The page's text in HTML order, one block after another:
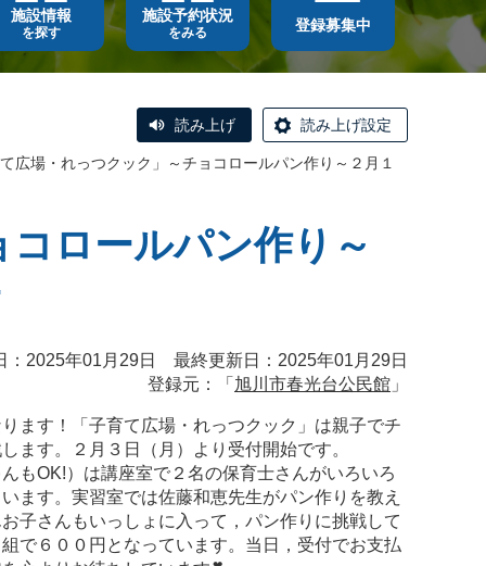
施設情報
を探す
施設予約状況
をみる 登録募集中
読み上げ 読み上げ設定
広場・れっつクック」～チョコロールパン作り～２月１
ロールパン作り～
：2025年01月29日 最終更新日：2025年01月29日
登録元：「 旭川市春光台公民館 」
す！「子育て広場・れっつクック」は親子でチ
ます。２月３日（月）より受付開始です。
もOK!）は講座室で２名の保育士さんがいろいろ
ます。実習室では佐藤和恵先生がパン作りを教え
子さんもいっしょに入って，パン作りに挑戦して
で６００円となっています。当日，受付でお支払